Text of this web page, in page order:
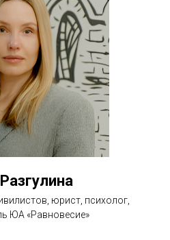
юрист, психолог,
ЮА «Равновесие»